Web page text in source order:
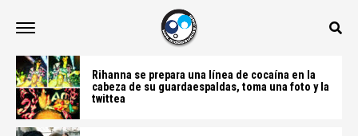
Rihanna se prepara una línea de cocaína en la
cabeza de su guardaespaldas, toma una foto y la
twittea